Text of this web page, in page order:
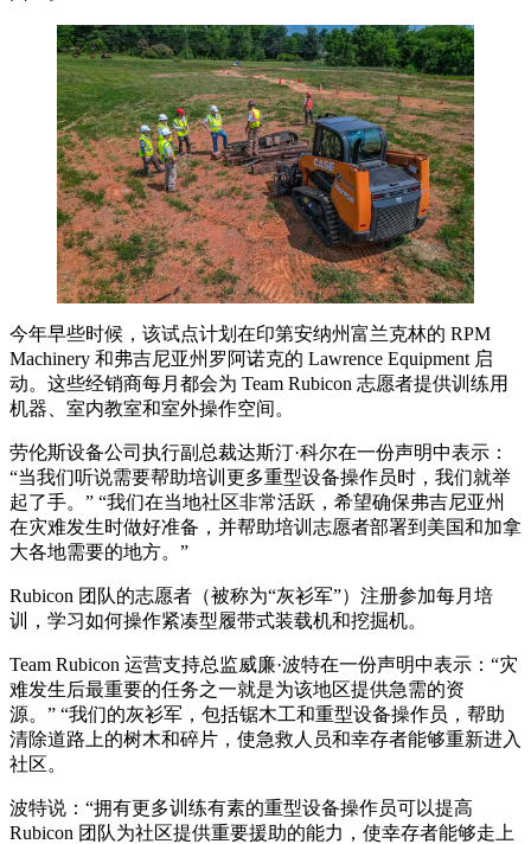
今年早些时候，该试点计划在印第安纳州富兰克林的 RPM
Machinery 和弗吉尼亚州罗阿诺克的 Lawrence Equipment 启
动。这些经销商每月都会为 Team Rubicon 志愿者提供训练用
机器、室内教室和室外操作空间。
劳伦斯设备公司执行副总裁达斯汀·科尔在一份声明中表示：
“当我们听说需要帮助培训更多重型设备操作员时，我们就举
起了手。” “我们在当地社区非常活跃，希望确保弗吉尼亚州
在灾难发生时做好准备，并帮助培训志愿者部署到美国和加拿
大各地需要的地方。”
Rubicon 团队的志愿者（被称为“灰衫军”）注册参加每月培
训，学习如何操作紧凑型履带式装载机和挖掘机。
Team Rubicon 运营支持总监威廉·波特在一份声明中表示：“灾
难发生后最重要的任务之一就是为该地区提供急需的资
源。” “我们的灰衫军，包括锯木工和重型设备操作员，帮助
清除道路上的树木和碎片，使急救人员和幸存者能够重新进入
社区。
波特说：“拥有更多训练有素的重型设备操作员可以提高
Rubicon 团队为社区提供重要援助的能力，使幸存者能够走上